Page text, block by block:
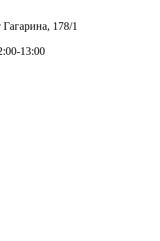
178/1
13:00